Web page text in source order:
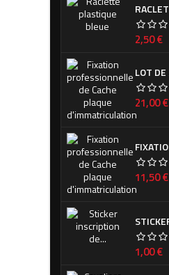
Prix
2,50 €
Prix
21,00 €
Prix
11,50 €
Prix
1,00 €